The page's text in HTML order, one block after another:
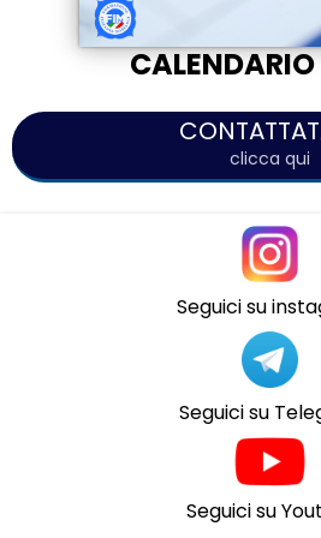
clicca qui
Seguici su
Seguici su
Seguici su